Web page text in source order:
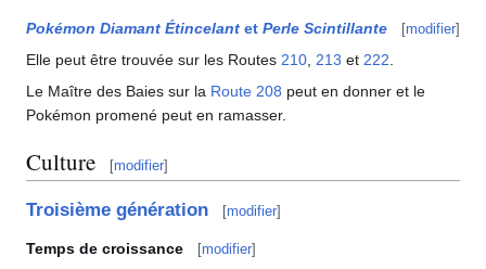
Pokémon Diamant Étincelant et Perle Scintillante [modifier]
Elle peut être trouvée sur les Routes 210 213 et 222
Le Maître des Baies sur la Route 208 peut en donner et le
Pokémon promené peut en ramasser.
Culture [modifier]
Troisième génération [modifier]
Temps de croissance [modifier]